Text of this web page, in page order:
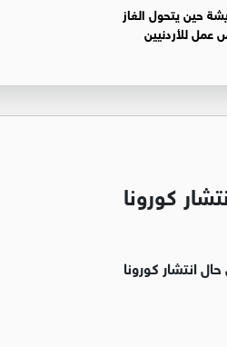
حين يتحول الغاز
للأردنيين
كورونا